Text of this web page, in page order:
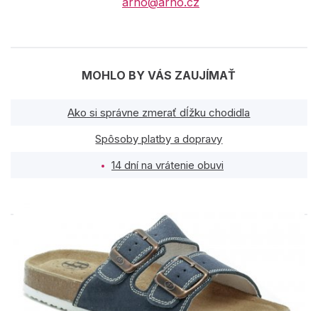
MOHLO BY VÁS ZAUJÍMAŤ
Ako si správne zmerať dĺžku chodidla
Spôsoby platby a dopravy
14 dní na vrátenie obuvi
PODOBNÉ PRODUKTY